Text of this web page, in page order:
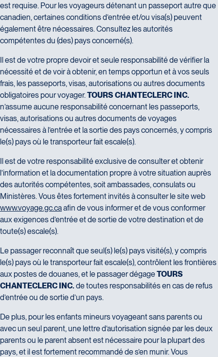
est requise. Pour les voyageurs détenant un passeport autre que
canadien, certaines conditions d’entrée et/ou visa(s) peuvent
également être nécessaires. Consultez les autorités
compétentes du (des) pays concerné(s).
Il est de votre propre devoir et seule responsabilité de vérifier la
nécessité et de voir à obtenir, en temps opportun et à vos seuls
frais, les passeports, visas, autorisations ou autres documents
obligatoires pour voyager.TOURS CHANTECLERC INC.
n’assume aucune responsabilité concernant les passeports,
visas, autorisations ou autres documents de voyages
nécessaires à l’entrée et la sortie des pays concernés, y compris
le(s) pays où le transporteur fait escale(s).
Il est de votre responsabilité exclusive de consulter et obtenir
l’information et la documentation propre à votre situation auprès
des autorités compétentes, soit ambassades, consulats ou
Ministères. Vous êtes fortement invités à consulter le site web
www.voyage.gc.caafin de vous informer et de vous conformer
aux exigences d’entrée et de sortie de votre destination et de
toute(s) escale(s).
Le passager reconnaît que seul(s) le(s) pays visité(s), y compris
le(s) pays où le transporteur fait escale(s), contrôlent les frontières
aux postes de douanes, et le passager dégageTOURS
CHANTECLERC INC. de toutes responsabilités en cas de refus
d’entrée ou de sortie d’un pays.
De plus, pour les enfants mineurs voyageant sans parents ou
avec un seul parent, une lettre d’autorisation signée par les deux
parents ou le parent absent est nécessaire pour la plupart des
pays, et il est fortement recommandé de s’en munir. Vous